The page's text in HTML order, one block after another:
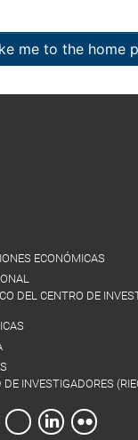
me to the home
ECONÓMICAS
DEL CENTRO DE
INVESTIGADORES